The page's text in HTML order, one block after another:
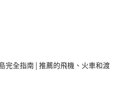
完全指南 | 推薦的飛機、火車和渡